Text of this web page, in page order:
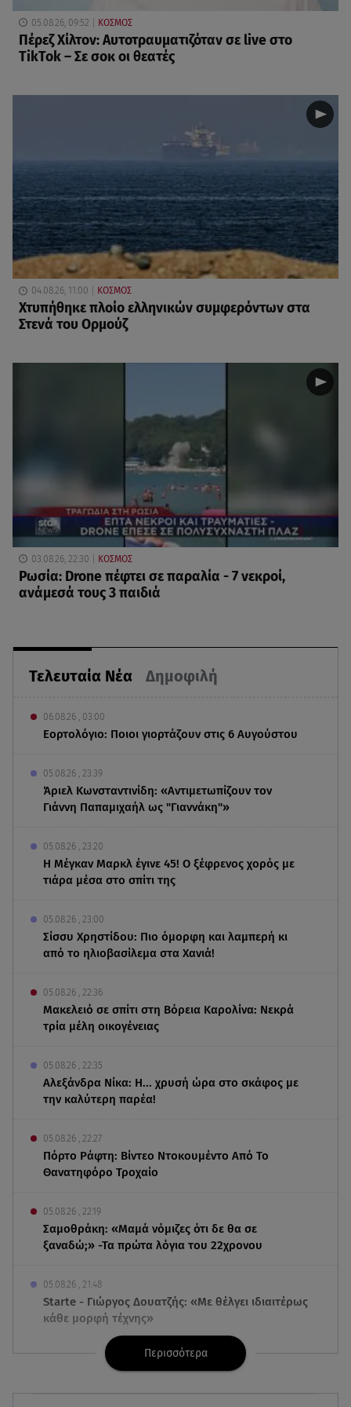
Τελευταία Νέα Δημοφιλή
06.08.26 , 03:00
Εορτολόγιο: Ποιοι γιορτάζουν στις 6 Αυγούστου
05.08.26 , 23:39
Άριελ Κωνσταντινίδη: «Αντιμετωπίζουν τον
Γιάννη Παπαμιχαήλ ως "Γιαννάκη"»
05.08.26 , 23:20
Η Μέγκαν Μαρκλ έγινε 45! Ο ξέφρενος χορός με
τιάρα μέσα στο σπίτι της
05.08.26 , 23:00
Σίσσυ Χρηστίδου: Πιο όμορφη και λαμπερή κι
από το ηλιοβασίλεμα στα Χανιά!
05.08.26 , 22:36
Μακελειό σε σπίτι στη Βόρεια Καρολίνα: Νεκρά
τρία μέλη οικογένειας
05.08.26 , 22:35
Αλεξάνδρα Νίκα: Η... χρυσή ώρα στο σκάφος με
την καλύτερη παρέα!
05.08.26 , 22:27
Πόρτο Ράφτη: Bίντεο Ντοκουμέντο Από Το
Θανατηφόρο Τροχαίο
05.08.26 , 22:19
Σαμοθράκη: «Μαμά νόμιζες ότι δε θα σε
ξαναδώ;» -Τα πρώτα λόγια του 22χρονου
05.08.26 , 21:48
Starte - Γιώργος Δουατζής: «Με θέλγει ιδιαιτέρως
κάθε μορφή τέχνης»
05.08.26 , 21:41
«Στην κόψη του ξυραφιού» οι συνομιλίες ΗΠΑ –
Ιράν
Περισσότερα
05.08.26, 09:52 ΚΟΣΜΟΣ
Πέρεζ Χίλτον: Αυτοτραυματιζόταν σε live στο
TikTok – Σε σοκ οι θεατές
04.08.26, 11:00 ΚΟΣΜΟΣ
Χτυπήθηκε πλοίο ελληνικών συμφερόντων στα
Στενά του Ορμούζ
03.08.26, 22:30 ΚΟΣΜΟΣ
Ρωσία: Drone πέφτει σε παραλία - 7 νεκροί,
ανάμεσά τους 3 παιδιά